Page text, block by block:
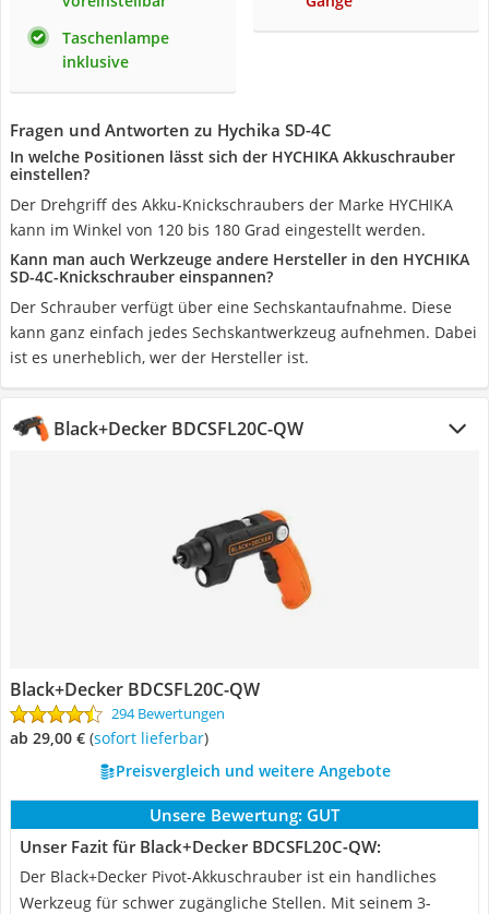
Taschenlampe
inklusive
Fragen und Antworten zu Hychika SD-4C
In welche Positionen lässt sich der HYCHIKA Akkuschrauber
einstellen?
Der Drehgriff des Akku-Knickschraubers der Marke HYCHIKA
kann im Winkel von 120 bis 180 Grad eingestellt werden.
Kann man auch Werkzeuge andere Hersteller in den HYCHIKA
SD-4C-Knickschrauber einspannen?
Der Schrauber verfügt über eine Sechskantaufnahme. Diese
kann ganz einfach jedes Sechskantwerkzeug aufnehmen. Dabei
ist es unerheblich, wer der Hersteller ist.
Black+Decker BDCSFL20C-QW
Black+Decker BDCSFL20C-QW
294 Bewertungen
ab 29,00 € ( Sofort lieferbar)
Preisvergleich und weitere Angebote
Unsere Bewertung: GUT
Unser Fazit für Black+Decker BDCSFL20C-QW:
Der Black+Decker Pivot-Akkuschrauber ist ein handliches
Werkzeug für schwer zugängliche Stellen. Mit seinem 3-